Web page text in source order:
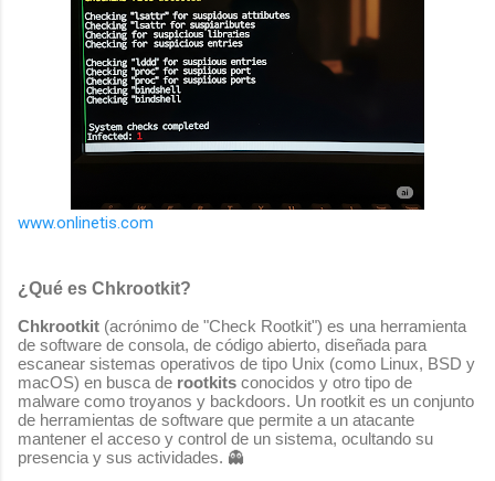
www.onlinetis.com
¿Qué es Chkrootkit?
Chkrootkit (acrónimo de "Check Rootkit") es una herramienta
de software de consola, de código abierto, diseñada para
escanear sistemas operativos de tipo Unix (como Linux, BSD y
macOS) en busca de rootkits conocidos y otro tipo de
malware como troyanos y backdoors. Un rootkit es un conjunto
de herramientas de software que permite a un atacante
mantener el acceso y control de un sistema, ocultando su
presencia y sus actividades. 👻